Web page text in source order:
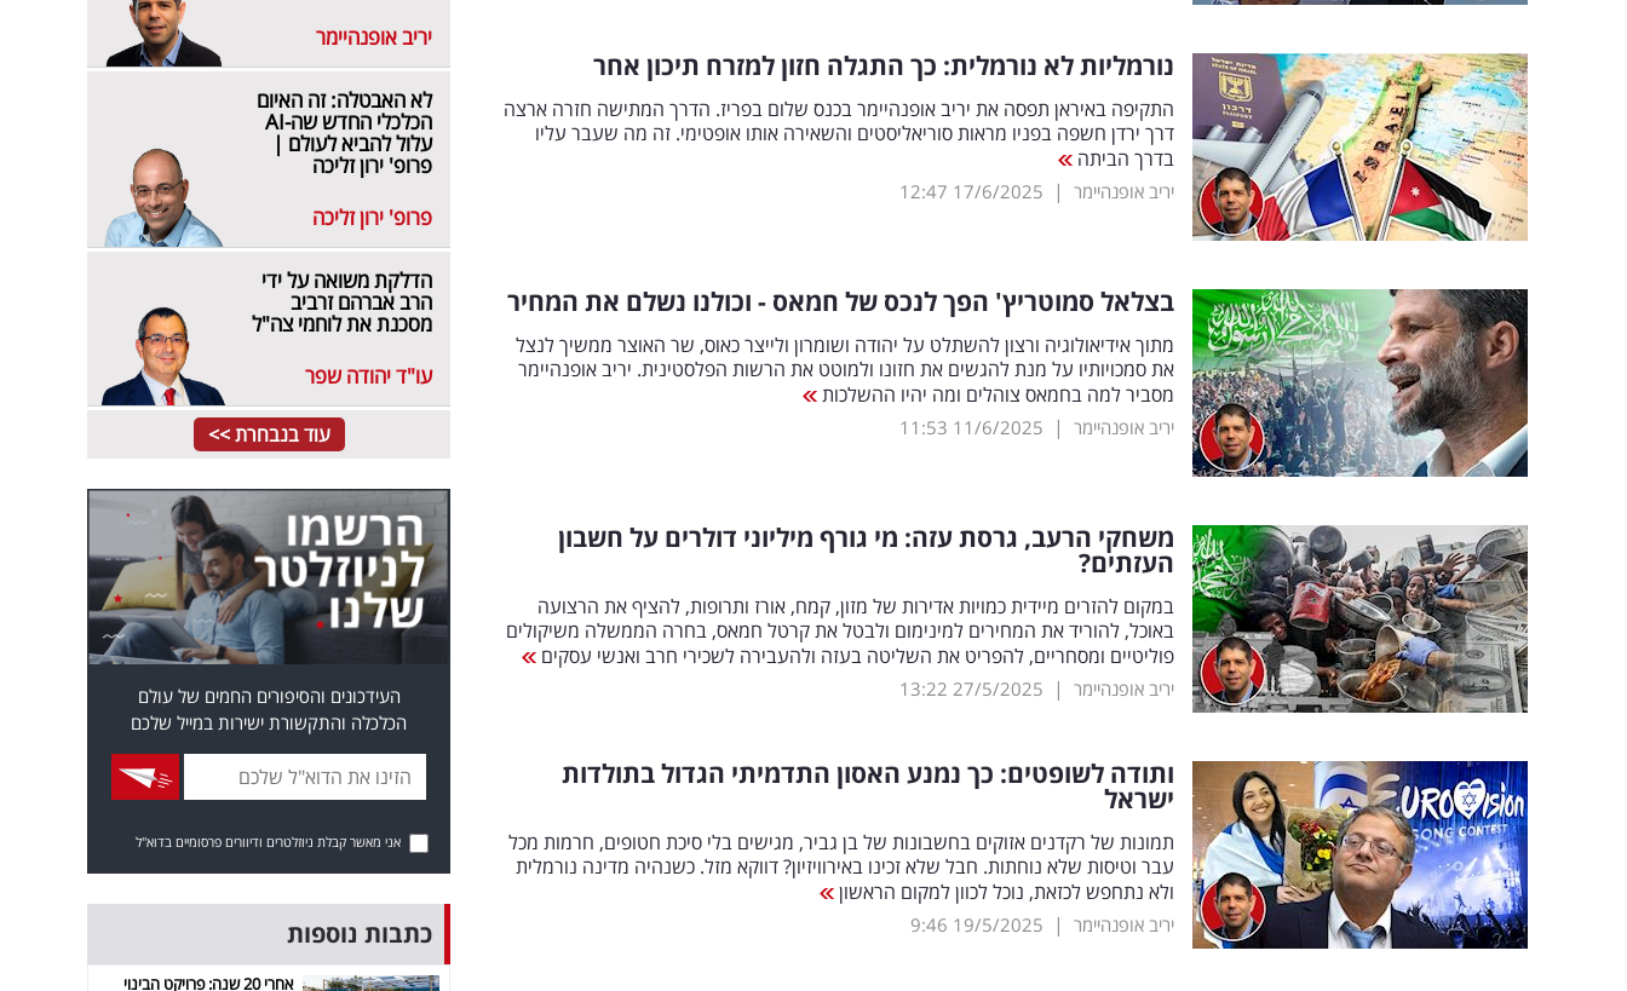
נורמליות לא נורמלית: כך התגלה חזון למזרח תיכון אחר
התקיפה באיראן תפסה את יריב אופנהיימר בכנס שלום בפריז. הדרך המתישה חזרה ארצה
דרך ירדן חשפה בפניו מראות סוריאליסטים והשאירה אותו אופטימי. זה מה שעבר עליו
בדרך הביתה
יריב אופנהיימר |
17/6/2025
12:47
בצלאל סמוטריץ' הפך לנכס של חמאס - וכולנו נשלם את המחיר
מתוך אידיאולוגיה ורצון להשתלט על יהודה ושומרון ולייצר כאוס, שר האוצר ממשיך לנצל
את סמכויותיו על מנת להגשים את חזונו ולמוטט את הרשות הפלסטינית. יריב אופנהיימר
מסביר למה בחמאס צוהלים ומה יהיו ההשלכות
יריב אופנהיימר |
11/6/2025
11:53
משחקי הרעב, גרסת עזה: מי גורף מיליוני דולרים על חשבון
העזתים?
במקום להזרים מיידית כמויות אדירות של מזון, קמח, אורז ותרופות, להציף את הרצועה
באוכל, להוריד את המחירים למינימום ולבטל את קרטל חמאס, בחרה הממשלה משיקולים
פוליטיים ומסחריים, להפריט את השליטה בעזה ולהעבירה לשכירי חרב ואנשי עסקים
יריב אופנהיימר |
27/5/2025
13:22
ותודה לשופטים: כך נמנע האסון התדמיתי הגדול בתולדות
ישראל
תמונות של רקדנים אזוקים בחשבונות של בן גביר, מגישים בלי סיכת חטופים, חרמות מכל
עבר וטיסות שלא נוחתות. חבל שלא זכינו באירוויזיון? דווקא מזל. כשנהיה מדינה נורמלית
ולא נתחפש לכזאת, נוכל לכוון למקום הראשון
יריב אופנהיימר |
19/5/2025
9:46
יריב אופנהיימר
לא האבטלה: זה האיום
הכלכלי החדש שה-AI
עלול להביא לעולם |
פרופ' ירון זליכה
פרופ' ירון זליכה
הדלקת משואה על ידי
הרב אברהם זרביב
מסכנת את לוחמי צה"ל
עו"ד יהודה שפר
עוד בנבחרת >>
העידכונים והסיפורים החמים של עולם
הכלכלה והתקשורת ישירות במייל שלכם
אני מאשר קבלת ניוזלטרים ודיוורים פרסומיים בדוא"ל
כתבות נוספות
אחרי 20 שנה: פרויקט הבינוי